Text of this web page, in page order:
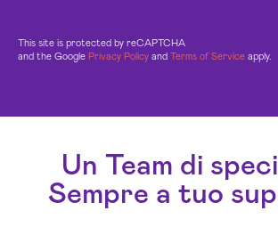
This site is protected by reCAPTCHA
and the Google Privacy Policy and Terms of Service apply.
Un Team di
Sempre a tuo